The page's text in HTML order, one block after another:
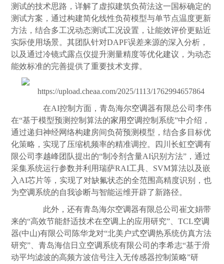
测试的技术思路，详解了虚拟建筑负荷法这一国标确定的
测试方案，通过构建简化线性负荷模型与单节点温度更新
方法，结合多工况动态测试工况设置，让能效评价更贴近
实际使用场景。其团队针对DAPF误差来源的深入分析，
以及通过冷镜式露点仪提升测量精度等优化建议，为动态
能效标准的完善提供了重要技术支撑。
在AI控制方面，青岛海尔空调器有限总公司李伟
在“基于模型预测控制算法的家用 空调控制系统”中介绍，
通过递归神经网络构建房间负荷预测模型，结合多目标优
化策略，实现了压缩机频率的精准调控。四川长虹空调有
限公司李越峰团队提出的“制冷剂含量AI识别方法”，通过
采集系统运行参数并利用瑞萨RAI工具、SVM算法以及嵌
入AI芯片等，实现了对缺氟状态的全范围高精度识别，也
为空调系统的自我诊断与智能运维开辟了新路径。
此外，还有青岛海尔空调器有限总公司崔文娟带
来的“高效节能舒适技术在空调 上的应用研究”、TCL空调
器(中山)有限公司陈华龙对“北美户式空调热系统仿真方法
研究”、青岛海信日立空调系统有限公司的李希志“基于滑
动平均滤波的高频方波信号注入无传感器控制策略”研